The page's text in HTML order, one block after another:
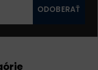
ODOBERAŤ